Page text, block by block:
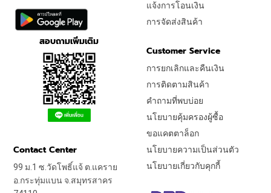
สอบถามเพิ่มเติม
แจ้งการโอนเงิน
การจัดส่งสินค้า
Customer Service
การยกเลิกและคืนเงิน
การติดตามสินค้า
คำถามที่พบบ่อย
นโยบายคุ้มครองผู้ซื้อ
ขอแคตตาล็อก
นโยบายความเป็นส่วนตัว
นโยบายเกี่ยวกับคุกกี้
Contact Center
99 ม.1 ซ.วัดโพธิ์แจ้ ต.แคราย
อ.กระทุ่มแบน จ.สมุทรสาคร